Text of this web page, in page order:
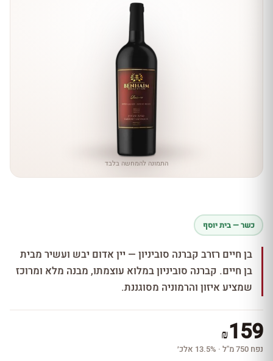
התמונה להמחשה בלבד
כשר — בית יוסף
בן חיים רזרב קברנה סוביניון — יין אדום יבש ועשיר מבית
בן חיים. קברנה סוביניון במלוא עוצמתו, מבנה מלא ומרוכז
שמציע איזון והרמוניה מסוגננת.
₪159
נפח 750 מ''ל · 13.5% אלכ׳